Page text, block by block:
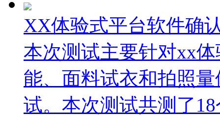
XX体验式平台软件确
本次测试主要针对xx
能、面料试衣和拍照
试。本次测试共测了